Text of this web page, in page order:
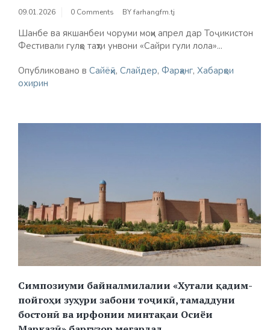
09.01.2026 0 Comments BYfarhangfm.tj
Шанбе ва якшанбеи чоруми моҳи апрел дар Тоҷикистон
Фестивали гулҳо таҳти унвони «Сайри гули лола»...
Опубликовано в Сайёҳӣ, Слайдер, Фарҳанг, Хабарҳои
охирин
Симпозиуми байналмилалии «Хутали қадим-
пойгоҳи зуҳури забони тоҷикӣ, тамаддуни
бостонӣ ва ирфонии минтақаи Осиёи